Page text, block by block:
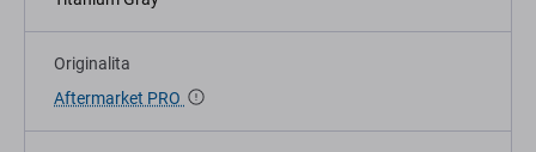
Originalita
Aftermarket PRO